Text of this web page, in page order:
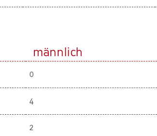
männlich
0
4
2